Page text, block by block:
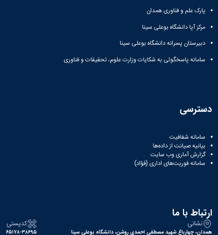
پارک علم و فناوری همدان
مرکز آپا دانشگاه بوعلی سینا
دبیرستان پسرانه دانشگاه بوعلی سینا
سامانه پاسخگوئی به شکایات وزارت علوم، تحقیقات و فناوری
دسترسی
سامانه شفافیت
بیانیه صیانت از داده‌ها
گزارش آماری وب‌ سایت
سامانه فوریت‌های اداری (فؤاد)
ارتباط با ما
نشانی
همدان، چهارباغ شهید مصطفی احمدی روشن، دانشگاه بوعلی سینا
کدپستی
۶۵۱۷۸-۳۸۶۹۵